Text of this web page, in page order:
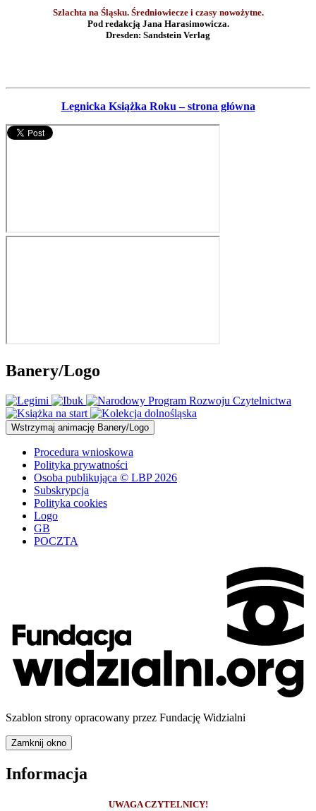
Szlachta na Śląsku. Średniowiecze i czasy nowożytne.
Pod redakcją Jana Harasimowicza.
Dresden: Sandstein Verlag
Legnicka Książka Roku – strona główna
Banery/Logo
Wstrzymaj animację Banery/Logo
Procedura wnioskowa
Polityka prywatności
Osoba publikująca © LBP 2026
Subskrypcja
Polityka cookies
Logo
GB
POCZTA
Szablon strony opracowany przez Fundację Widzialni
Zamknij okno
Informacja
UWAGA CZYTELNICY!